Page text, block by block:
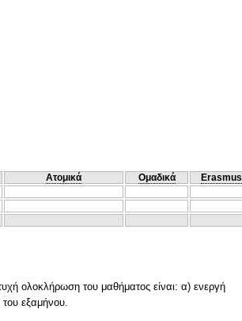
Ατομικά Ομαδικά
Erasmus
ολοκλήρωση του μαθήματος είναι: α) ενεργή
του εξαμήνου.